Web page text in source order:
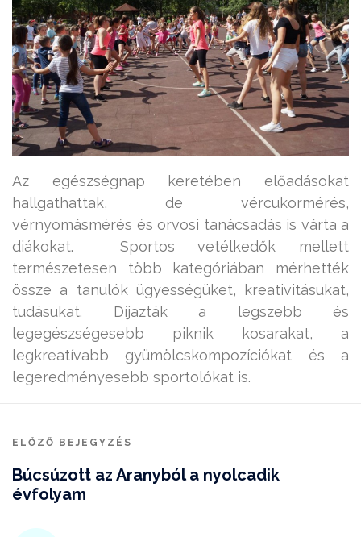
Az egészségnap keretében előadásokat
hallgathattak, de vércukormérés,
vérnyomásmérés és orvosi tanácsadás is várta a
diákokat. Sportos vetélkedők mellett
természetesen több kategóriában mérhették
össze a tanulók ügyességüket, kreativitásukat,
tudásukat. Díjazták a legszebb és
legegészségesebb piknik kosarakat, a
legkreatívabb gyümölcskompozíciókat és a
legeredményesebb sportolókat is.
ELŐZŐ BEJEGYZÉS
Búcsúzott az Aranyból a nyolcadik
évfolyam